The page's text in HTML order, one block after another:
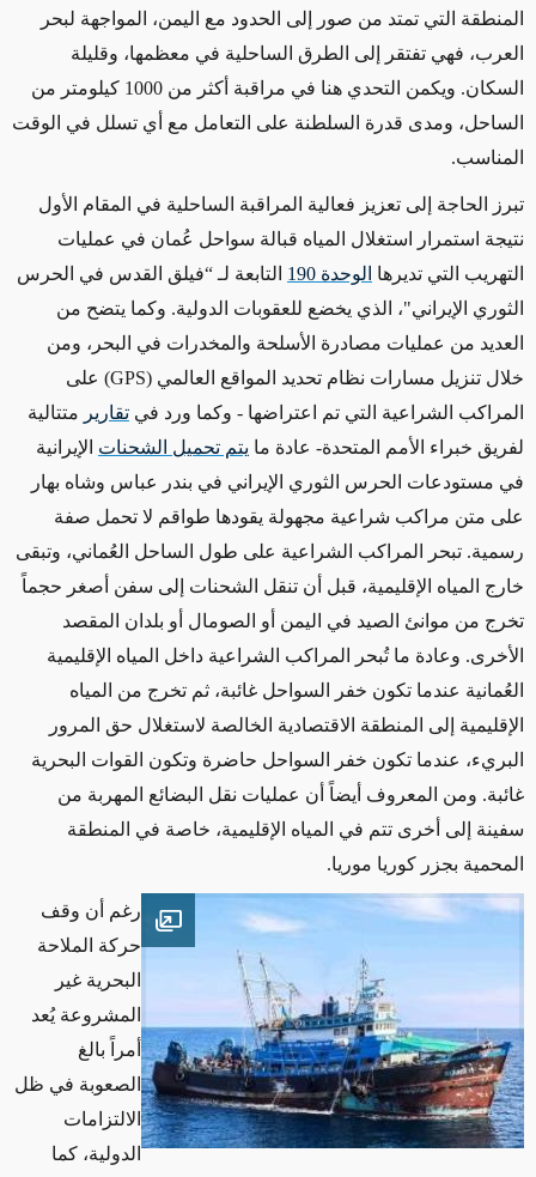
المنطقة التي تمتد من صور إلى الحدود مع اليمن، المواجهة لبحر
العرب، فهي تفتقر إلى الطرق الساحلية في معظمها، وقليلة
السكان. ويكمن التحدي هنا في مراقبة أكثر من 1000 كيلومتر من
الساحل، ومدى قدرة السلطنة على التعامل مع أي تسلل في الوقت
المناسب.
تبرز الحاجة إلى تعزيز فعالية المراقبة الساحلية في المقام الأول
نتيجة استمرار استغلال المياه قبالة سواحل عُمان في عمليات
التهريب التي تديرها الوحدة 190
التابعة لـ “فيلق القدس في الحرس
الثوري الإيراني"، الذي يخضع للعقوبات الدولية. وكما يتضح من
العديد من عمليات مصادرة الأسلحة والمخدرات في البحر، ومن
خلال تنزيل مسارات نظام تحديد المواقع العالمي (GPS) على
المراكب الشراعية التي تم اعتراضها - وكما ورد في تقارير متتالية
لفريق خبراء الأمم المتحدة- عادة ما يتم تحميل الشحنات الإيرانية
في مستودعات الحرس الثوري الإيراني في بندر عباس وشاه بهار
على متن مراكب شراعية مجهولة يقودها طواقم لا تحمل صفة
رسمية. تبحر المراكب الشراعية على طول الساحل العُماني، وتبقى
خارج المياه الإقليمية، قبل أن تنقل الشحنات إلى سفن أصغر حجماً
تخرج من موانئ الصيد في اليمن أو الصومال أو بلدان المقصد
الأخرى. وعادة ما تُبحر المراكب الشراعية داخل المياه الإقليمية
العُمانية عندما تكون خفر
السواحل غائبة، ثم تخرج من المياه
الإقليمية إلى المنطقة الاقتصادية الخالصة لاستغلال حق المرور
البريء، عندما تكون خفر السواحل حاضرة وتكون القوات البحرية
غائبة. ومن المعروف أيضاً أن عمليات نقل البضائع المهربة من
سفينة إلى أخرى تتم في المياه الإقليمية، خاصة في المنطقة
المحمية بجزر كوريا موريا.
Open image
رغم أن وقف
حركة الملاحة
البحرية غير
المشروعة يُعد
أمراً بالغ
الصعوبة في ظل
الالتزامات
الدولية، كما